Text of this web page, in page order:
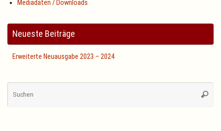
Mediadaten / Downloads
Neueste Beiträge
Erweiterte Neuausgabe 2023 – 2024